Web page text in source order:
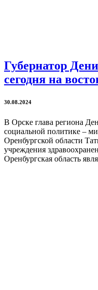
Губернатор
сегодня на
30.08.2024
В Орске глава региона
социальной политике –
Оренбургской области
учреждения
Оренбургская область